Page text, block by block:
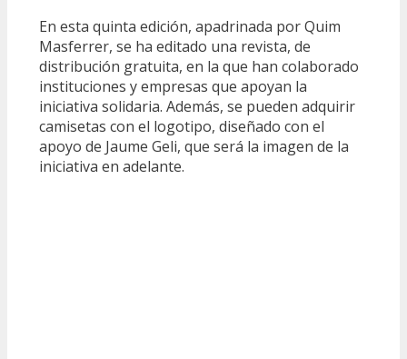
En esta quinta edición, apadrinada por Quim
Masferrer, se ha editado una revista, de
distribución gratuita, en la que han colaborado
instituciones y empresas que apoyan la
iniciativa solidaria. Además, se pueden adquirir
camisetas con el logotipo, diseñado con el
apoyo de Jaume Geli, que será la imagen de la
iniciativa en adelante.